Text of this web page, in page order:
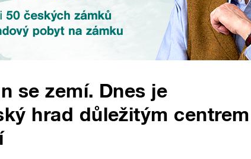
se zemí. Dnes je
hrad důležitým centrem